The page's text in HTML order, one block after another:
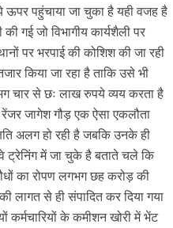
पहुंचाया जा चुका है यही वजह है
गई जो विभागीय कार्यशैली पर
पर भरपाई की कोशिश की जा रही
किया जा रहा है ताकि उसे भी
चार से छः लाख रुपये व्यय करता है
जागेश गौड़ एक ऐसा एकलौता
अलग हो रही है जबकि उनके ही
ट्रेनिंग में जा चुके है बताते चले कि
का रोपण लगभग छह करोड़ की
से ही संपादित कर दिया गया
कर्मचारियों के कमीशन खोरी में भेंट